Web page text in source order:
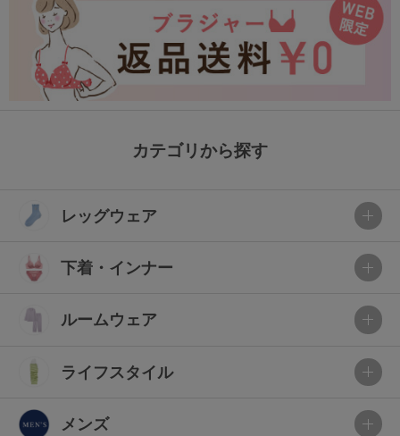
カテゴリから探す
レッグウェア
下着・インナー
ルームウェア
ライフスタイル
メンズ